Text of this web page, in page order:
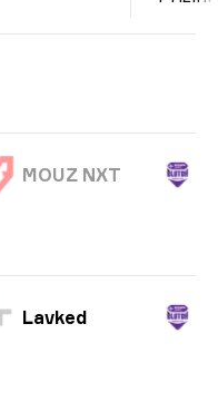
MOUZ NXT
Lavked